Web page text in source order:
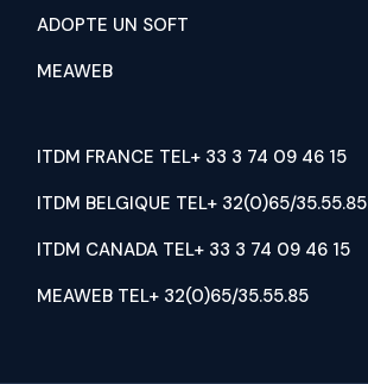
ADOPTE UN SOFT
MEAWEB
ITDM FRANCE TEL+ 33 3 74 09 46 15
ITDM BELGIQUE TEL+ 32(0)65/35.55.85
ITDM CANADA TEL+ 33 3 74 09 46 15
MEAWEB TEL+ 32(0)65/35.55.85